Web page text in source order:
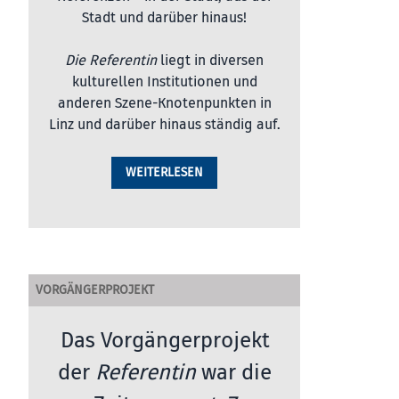
Stadt und darüber hinaus!
Die Referentinliegt in diversen
kulturellen Institutionen und
anderen Szene-Knotenpunkten in
Linz und darüber hinaus ständig auf.
WEITERLESEN
VORGÄNGERPROJEKT
Das Vorgängerprojekt
der Referentinwar die